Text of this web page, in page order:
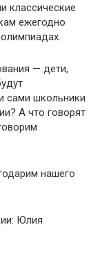
классические
ежегодно
— дети,
сами школьники
А что говорят
нашего
Юлия